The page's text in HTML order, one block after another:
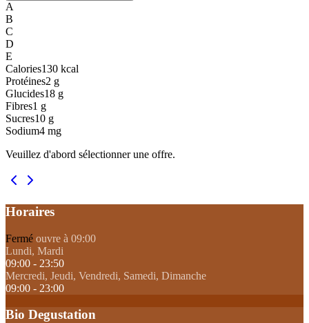
A
B
C
D
E
Calories130 kcal
Protéines2 g
Glucides18 g
Fibres1 g
Sucres10 g
Sodium4 mg
Veuillez d'abord sélectionner une offre.
Horaires
Fermé ouvre à 09:00
Lundi, Mardi
09:00 - 23:50
Mercredi, Jeudi, Vendredi, Samedi, Dimanche
09:00 - 23:00
Bio Degustation